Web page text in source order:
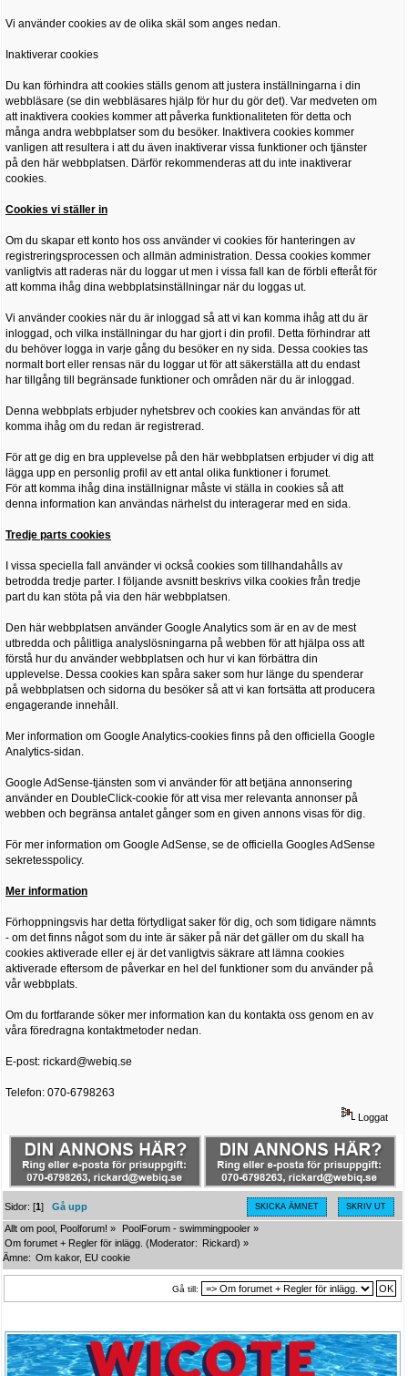
Vi använder cookies av de olika skäl som anges nedan.
Inaktiverar cookies
Du kan förhindra att cookies ställs genom att justera inställningarna i din
webbläsare (se din webbläsares hjälp för hur du gör det). Var medveten om
att inaktivera cookies kommer att påverka funktionaliteten för detta och
många andra webbplatser som du besöker. Inaktivera cookies kommer
vanligen att resultera i att du även inaktiverar vissa funktioner och tjänster
på den här webbplatsen. Därför rekommenderas att du inte inaktiverar
cookies.
Cookies vi ställer in
Om du skapar ett konto hos oss använder vi cookies för hanteringen av
registreringsprocessen och allmän administration. Dessa cookies kommer
vanligtvis att raderas när du loggar ut men i vissa fall kan de förbli efteråt för
att komma ihåg dina webbplatsinställningar när du loggas ut.
Vi använder cookies när du är inloggad så att vi kan komma ihåg att du är
inloggad, och vilka inställningar du har gjort i din profil. Detta förhindrar att
du behöver logga in varje gång du besöker en ny sida. Dessa cookies tas
normalt bort eller rensas när du loggar ut för att säkerställa att du endast
har tillgång till begränsade funktioner och områden när du är inloggad.
Denna webbplats erbjuder nyhetsbrev och cookies kan användas för att
komma ihåg om du redan är registrerad.
För att ge dig en bra upplevelse på den här webbplatsen erbjuder vi dig att
lägga upp en personlig profil av ett antal olika funktioner i forumet.
För att komma ihåg dina inställnignar måste vi ställa in cookies så att
denna information kan användas närhelst du interagerar med en sida.
Tredje parts cookies
I vissa speciella fall använder vi också cookies som tillhandahålls av
betrodda tredje parter. I följande avsnitt beskrivs vilka cookies från tredje
part du kan stöta på via den här webbplatsen.
Den här webbplatsen använder Google Analytics som är en av de mest
utbredda och pålitliga analyslösningarna på webben för att hjälpa oss att
förstå hur du använder webbplatsen och hur vi kan förbättra din
upplevelse. Dessa cookies kan spåra saker som hur länge du spenderar
på webbplatsen och sidorna du besöker så att vi kan fortsätta att producera
engagerande innehåll.
Mer information om Google Analytics-cookies finns på den officiella Google
Analytics-sidan.
Google AdSense-tjänsten som vi använder för att betjäna annonsering
använder en DoubleClick-cookie för att visa mer relevanta annonser på
webben och begränsa antalet gånger som en given annons visas för dig.
För mer information om Google AdSense, se de officiella Googles AdSense
sekretesspolicy.
Mer information
Förhoppningsvis har detta förtydligat saker för dig, och som tidigare nämnts
- om det finns något som du inte är säker på när det gäller om du skall ha
cookies aktiverade eller ej är det vanligtvis säkrare att lämna cookies
aktiverade eftersom de påverkar en hel del funktioner som du använder på
vår webbplats.
Om du fortfarande söker mer information kan du kontakta oss genom en av
våra föredragna kontaktmetoder nedan.
E-post: rickard@webiq.se
Telefon: 070-6798263
Loggat
SKICKA ÄMNET SKRIV UT
Sidor: [1]Gå upp
Allt om pool, Poolforum! » PoolForum - swimmingpooler »
Om forumet + Regler för inlägg. (Moderator: Rickard) »
Ämne: Om kakor, EU cookie
Gå till: